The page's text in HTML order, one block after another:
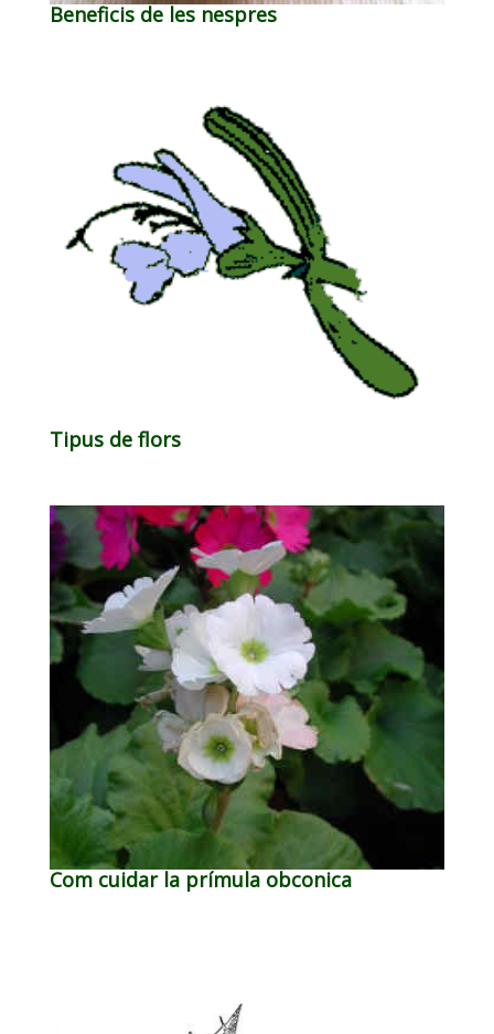
Beneficis de les nespres
Tipus de flors
Com cuidar la prímula obconica